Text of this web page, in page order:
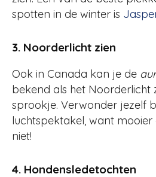
spotten in de winter is
3. Noorderlicht zien
Ook in Canada kan je de
bekend als het Noorderlicht
sprookje. Verwonder jezelf
luchtspektakel, want
niet!
4. Hondensledetochten